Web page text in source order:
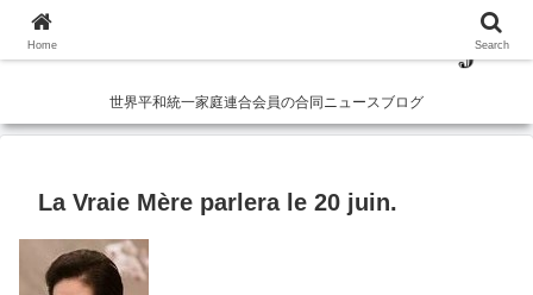
世界平和統一家庭連合会員の合同ニュースブログ
La Vraie Mère parlera le 20 juin.
Home Search